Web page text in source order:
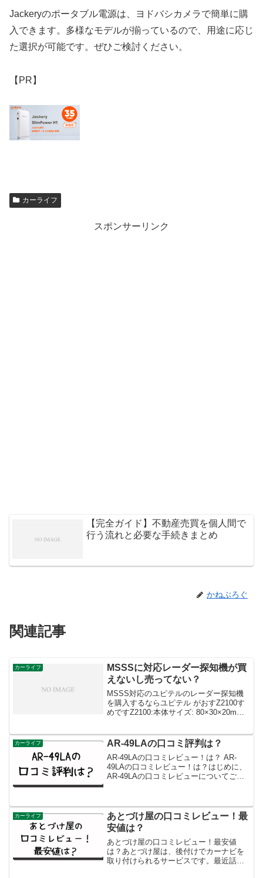
Jackeryのポータブル電源は、ヨドバシカメラで簡単に購
入できます。多様なモデルが揃っているので、用途に応じ
た選択が可能です。ぜひご検討ください。
【PR】
カーライフ
スポンサーリンク
【完全ガイド】不動産売買を個人間で
行う流れと必要な手続きまとめ
かねぶろぐ
関連記事
カーライフ
MSSSに対応レーダー探知機が買
えないし売ってない？
MSSS対応のユピテルのレーダー探知機
を購入するならユピテル がおすZ2100す
めですZ2100:本体サイズ: 80×30×20mm
レコーダー: 内蔵 (前方...
カーライフ AR-49LAの口コミ評判は？
AR-49LAの口コミレビュー！は？ AR-
49LAの口コミレビュー！は？はじめに、
AR-49LAの口コミレビューについてご紹
えしますね。さっそくAR-49LAについ
て...
カーライフ
あとづけ屋の口コミレビュー！最
安値は？
あとづけ屋の口コミレビュー！最安値
は？あとづけ屋は、後付けでカーナビを
取り付けられるサービスです。最近話題